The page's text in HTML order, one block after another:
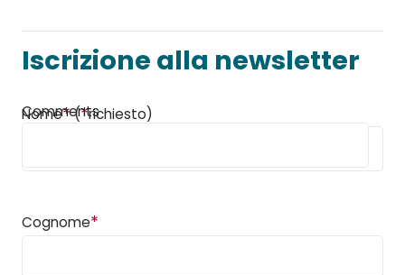
Iscrizione alla newsletter
Comments
Nome*(*richiesto)
Cognome*